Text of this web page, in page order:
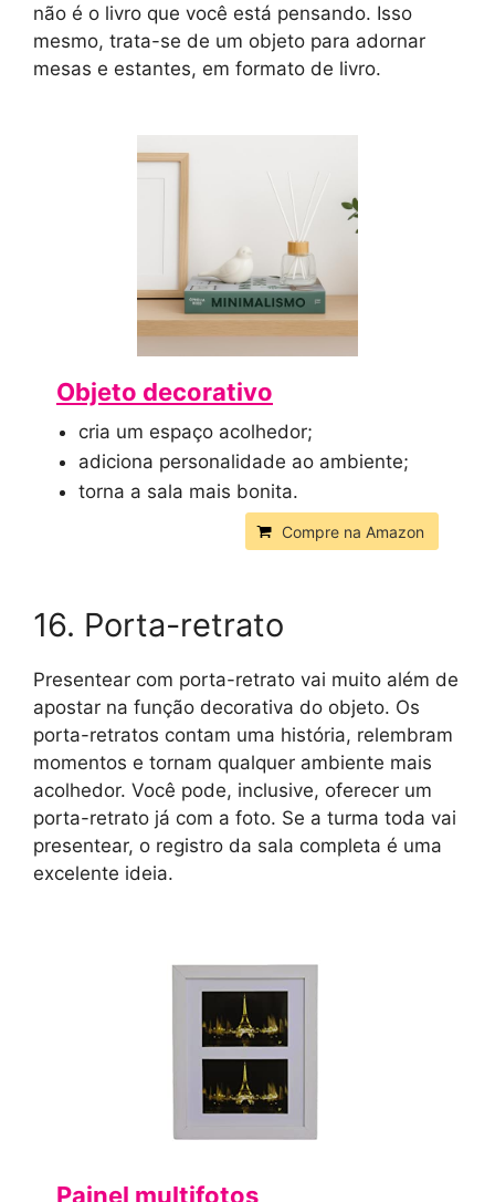
não é o livro que você está pensando. Isso
mesmo, trata-se de um objeto para adornar
mesas e estantes, em formato de livro.
Objeto decorativo
cria um espaço acolhedor;
adiciona personalidade ao ambiente;
torna a sala mais bonita.
Compre na Amazon
16. Porta-retrato
Presentear com porta-retrato vai muito além de
apostar na função decorativa do objeto. Os
porta-retratos contam uma história, relembram
momentos e tornam qualquer ambiente mais
acolhedor. Você pode, inclusive, oferecer um
porta-retrato já com a foto. Se a turma toda vai
presentear, o registro da sala completa é uma
excelente ideia.
Painel multifotos